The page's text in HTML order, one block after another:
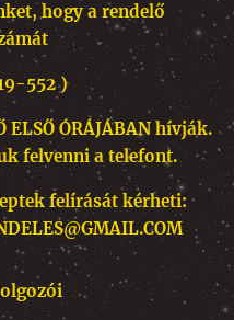
hogy a rendelő
552 )
ELSŐ ÓRÁJÁBAN hívják.
felvenni a telefont.
felírását kérheti: